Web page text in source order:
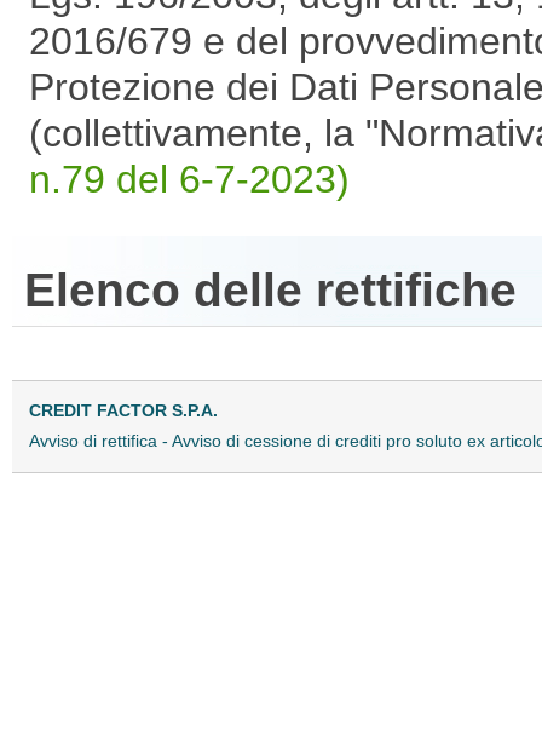
2016/679 e del
Protezione dei Dati
(collettivamente, la
n.79 del 6-7-2023)
Elenco delle rettifiche
CREDIT FACTOR S.P.A.
Avviso di rettifica - Avviso di cessione di crediti pro soluto ex